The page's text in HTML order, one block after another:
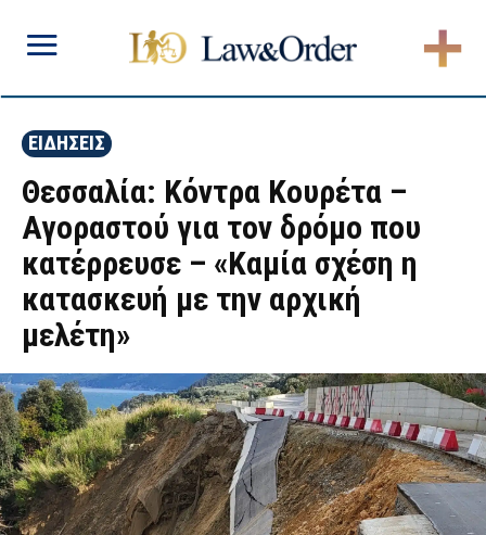
ΕΙΔΗΣΕΙΣ
Θεσσαλία: Κόντρα Κουρέτα –
Αγοραστού για τον δρόμο που
κατέρρευσε – «Καμία σχέση η
κατασκευή με την αρχική
μελέτη»